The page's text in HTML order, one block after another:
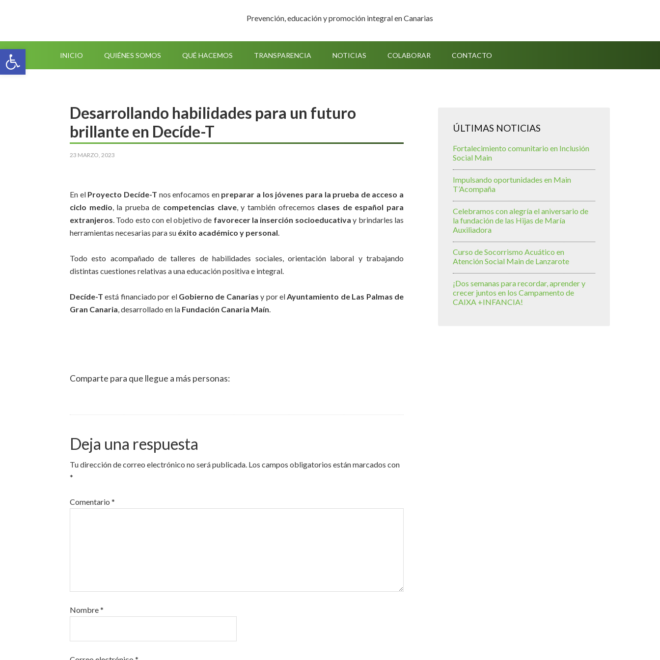
Prevención, educación y promoción integral en Canarias
INICIO QUIÉNES SOMOS QUÉ HACEMOS TRANSPARENCIA NOTICIAS COLABORAR CONTACTO
Desarrollando habilidades para un futuro
brillante en Decíde-T
23 MARZO, 2023
En el Proyecto Decíde-T nos enfocamos en preparar a los jóvenes para la prueba de acceso a
ciclo medio, la prueba de competencias clave, y también ofrecemos clases de español para
extranjeros. Todo esto con el objetivo de favorecer la inserción socioeducativa y brindarles las
herramientas necesarias para su éxito académico y personal.
Todo esto acompañado de talleres de habilidades sociales, orientación laboral y trabajando
distintas cuestiones relativas a una educación positiva e integral.
Decíde-T está financiado por el Gobierno de Canarias y por elAyuntamiento de Las Palmas de
Gran Canaria, desarrollado en la Fundación Canaria Maín.
Comparte para que llegue a más personas:
Deja una respuesta
Tu dirección de correo electrónico no será publicada. Los campos obligatorios están marcados con
*
Comentario *
Nombre*
ÚLTIMAS NOTICIAS
Fortalecimiento comunitario en Inclusión
Social Main
Impulsando oportunidades en Main
T’Acompaña
Celebramos con alegría el aniversario de
la fundación de las Hijas de María
Auxiliadora
Curso de Socorrismo Acuático en
Atención Social Main de Lanzarote
¡Dos semanas para recordar, aprender y
crecer juntos en los Campamento de
CAIXA +INFANCIA!
Abrir barra de herramientas